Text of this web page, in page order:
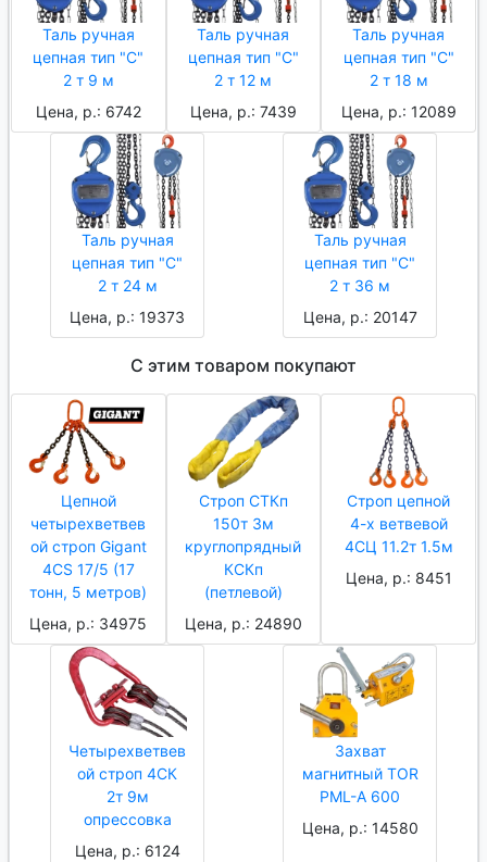
Таль ручная
цепная тип "C"
2 т 9 м
Цена, р.: 6742
Таль ручная
цепная тип "C"
2 т 12 м
Цена, р.: 7439
Таль ручная
цепная тип "C"
2 т 18 м
Цена, р.: 12089
Таль ручная
цепная тип "C"
2 т 24 м
Цена, р.: 19373
Таль ручная
цепная тип "C"
2 т 36 м
Цена, р.: 20147
С этим товаром покупают
Цепной
четырехветвев
ой строп Gigant
4CS 17/5 (17
тонн, 5 метров)
Цена, р.: 34975
Строп СТКп
150т 3м
круглопрядный
КСКп
(петлевой)
Цена, р.: 24890
Строп цепной
4-х ветвевой
4СЦ 11.2т 1.5м
Цена, р.: 8451
Четырехветвев
ой строп 4СК
2т 9м
опрессовка
Цена, р.: 6124
Захват
магнитный TOR
PML-A 600
Цена, р.: 14580